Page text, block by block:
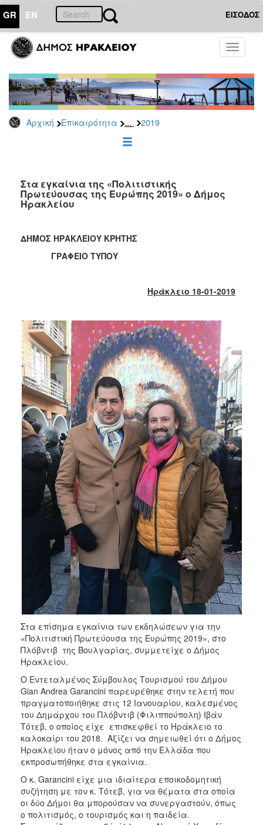
GR EN ΕΙΣΟΔΟΣ
Toggle
Αρχική Επικαιρότητα ... 2019
ΕΠΙΚΑΙΡΟΤΗΤΑ
Τύπου
Αρχείο
2026
2025
2022
2021
2019
2018
2013
2012
2011
2010
2006
ΔΗΜΟΤΗΣ
ΕΠΙΣΚΕΠΤΗΣ
ΗΡΑΚΛΕΙΟ
Στα εγκαίνια της «Πολιτιστικής
Πρωτεύουσας της Ευρώπης 2019» ο Δήμος
Ηρακλείου
ΔΗΜΟΣ ΗΡΑΚΛΕΙΟΥ ΚΡΗΤΗΣ
ΓΡΑΦΕΙΟ ΤΥΠΟΥ
Ηράκλειο 18-01-2019
Στα επίσημα εγκαίνια των εκδηλώσεων για την
«Πολιτιστική Πρωτεύουσα της Ευρώπης 2019», στο
Πλόβντιβ της Βουλγαρίας, συμμετείχε ο Δήμος
Ηρακλείου.
Ο Εντεταλμένος Σύμβουλος Τουρισμού του Δήμου
Gian Andrea Garancini παρευρέθηκε στην τελετή που
πραγματοποιήθηκε στις 12 Ιανουαρίου, καλεσμένος
του Δημάρχου του Πλόβντιβ (Φιλιππούπολη) Ιβάν
Τότεβ, ο οποίος είχε επισκεφθεί το Ηράκλειο το
καλοκαίρι του 2018. Αξίζει να σημειωθεί ότι ο Δήμος
Ηρακλείου ήταν ο μόνος από την Ελλάδα που
εκπροσωπήθηκε στα εγκαίνια.
Ο κ. Garancini είχε μια ιδιαίτερα εποικοδομητική
συζήτηση με τον κ. Τότεβ, για να θέματα στα οποία
οι δύο Δήμοι θα μπορούσαν να συνεργαστούν, όπως
ο πολιτισμός, ο τουρισμός και η παιδεία.